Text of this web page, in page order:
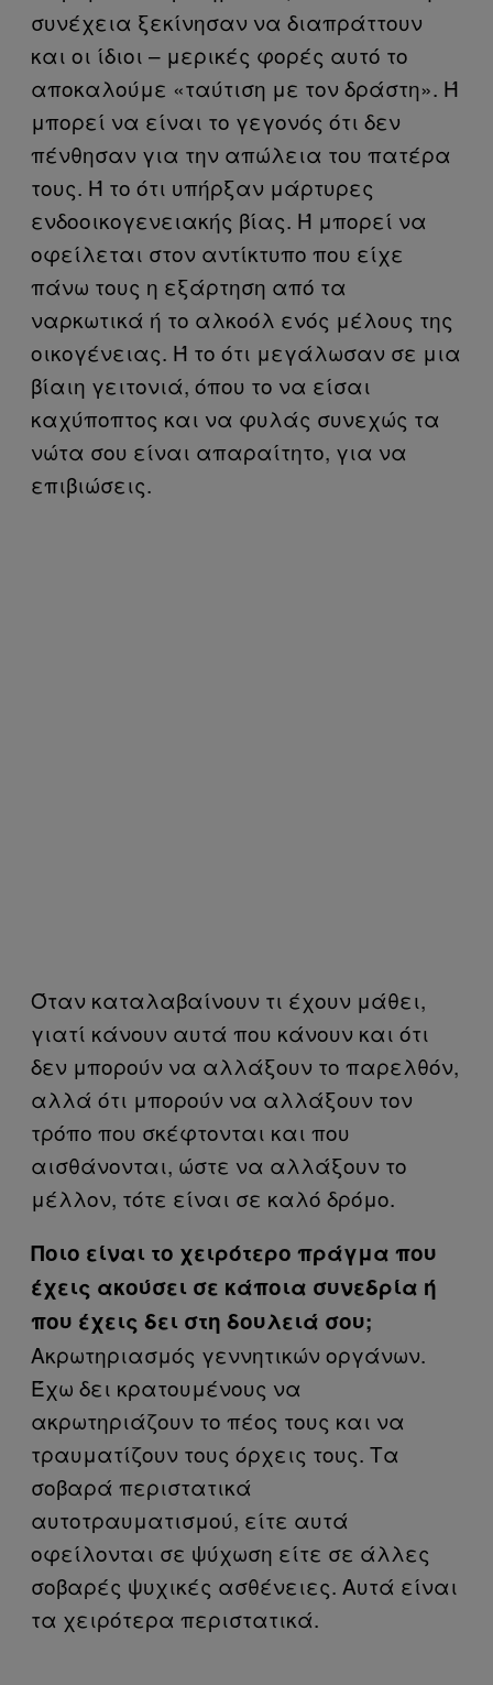
συνέχεια ξεκίνησαν να διαπράττουν
και οι ίδιοι – μερικές φορές αυτό το
αποκαλούμε «ταύτιση με τον δράστη». Ή
μπορεί να είναι το γεγονός ότι δεν
πένθησαν για την απώλεια του πατέρα
τους. Ή το ότι υπήρξαν μάρτυρες
ενδοοικογενειακής βίας. Ή μπορεί να
οφείλεται στον αντίκτυπο που είχε
πάνω τους η εξάρτηση από τα
ναρκωτικά ή το αλκοόλ ενός μέλους της
οικογένειας. Ή το ότι μεγάλωσαν σε μια
βίαιη γειτονιά, όπου το να είσαι
καχύποπτος και να φυλάς συνεχώς τα
νώτα σου είναι απαραίτητο, για να
επιβιώσεις.
Όταν καταλαβαίνουν τι έχουν μάθει,
γιατί κάνουν αυτά που κάνουν και ότι
δεν μπορούν να αλλάξουν το παρελθόν,
αλλά ότι μπορούν να αλλάξουν τον
τρόπο που σκέφτονται και που
αισθάνονται, ώστε να αλλάξουν το
μέλλον, τότε είναι σε καλό δρόμο.
Ποιο είναι το χειρότερο πράγμα που
έχεις ακούσει σε κάποια συνεδρία ή
που έχεις δει στη δουλειά σου;
Ακρωτηριασμός γεννητικών οργάνων.
Έχω δει κρατουμένους να
ακρωτηριάζουν το πέος τους και να
τραυματίζουν τους όρχεις τους. Τα
σοβαρά περιστατικά
αυτοτραυματισμού, είτε αυτά
οφείλονται σε ψύχωση είτε σε άλλες
σοβαρές ψυχικές ασθένειες. Αυτά είναι
τα χειρότερα περιστατικά.